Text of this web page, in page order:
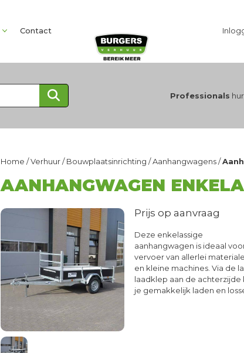
Contact
Professionals
Home /Verhuur/Bouwplaatsinrichting /Aanhangwagens/
AANHANGWAGEN
Prijs op aanvraag
Deze enkelassige
aanhangwagen is ideaal
vervoer van allerlei
en kleine machines. Via de
laadklep aan de achterzijde
je gemakkelijk laden en